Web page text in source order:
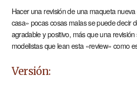
Hacer una revisión de una maqueta
casa» pocas cosas malas se puede decir
agradable y positivo, más que una
modelistas que lean esta «review» como
Versión: